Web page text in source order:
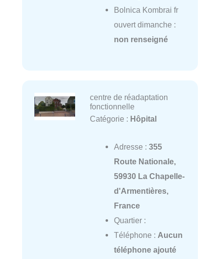
Bolnica Kombrai fr
ouvert dimanche :
non renseigné
centre de réadaptation
fonctionnelle
Catégorie : Hôpital
Adresse : 355
Route Nationale,
59930 La Chapelle-
d'Armentières,
France
Quartier :
Téléphone : Aucun
téléphone ajouté